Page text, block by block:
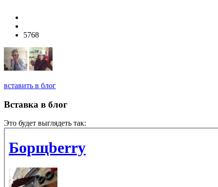
5768
вставить в блог
Вставка в блог
Это будет выглядеть так: